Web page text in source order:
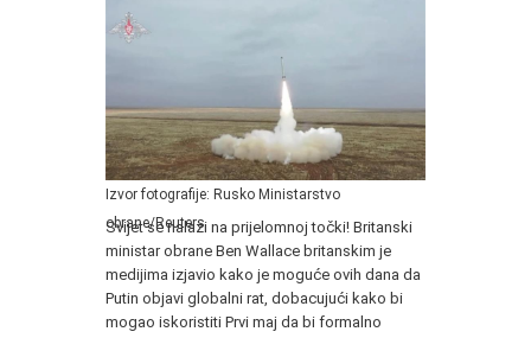
Izvor fotografije: Rusko Ministarstvo
obrane/Reuters
Svijet se nalazi na prijelomnoj točki! Britanski
ministar obrane Ben Wallace britanskim je
medijima izjavio kako je moguće ovih dana da
Putin objavi globalni rat, dobacujući kako bi
mogao iskoristiti Prvi maj da bi formalno